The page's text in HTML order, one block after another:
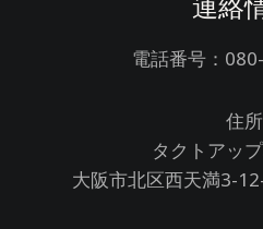
電話番号：
住所
タクトアッ
大阪市北区西天満3-